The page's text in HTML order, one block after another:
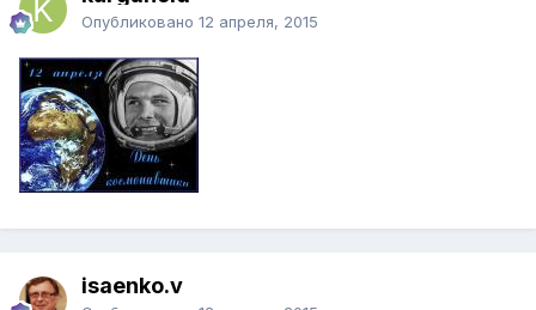
Опубликовано 12 апреля, 2015
isaenko.v